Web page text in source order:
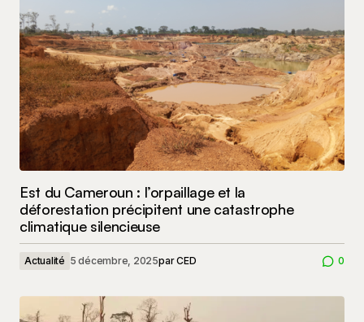
Est du Cameroun : l’orpaillage et la
déforestation précipitent une catastrophe
climatique silencieuse
Actualité 5 décembre, 2025parCED 0